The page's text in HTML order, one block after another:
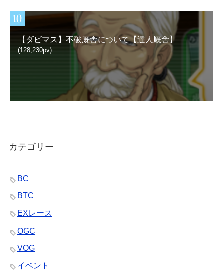
【ダビマス】不破厩舎について【達人厩舎】
(128,230pv)
カテゴリー
BC
BTC
EXレース
OGC
VOG
イベント